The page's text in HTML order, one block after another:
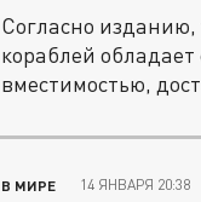
Согласно изданию,
кораблей обладает
вместимостью,
В МИРЕ 14 ЯНВАРЯ 20:38